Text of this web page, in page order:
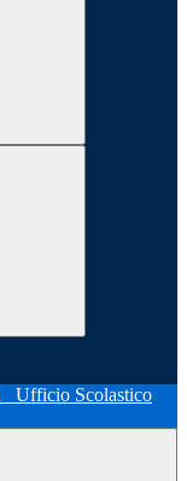
Ufficio Scolastico